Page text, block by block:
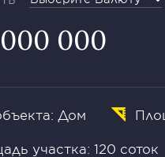
000
Дом
участка: 120 соток